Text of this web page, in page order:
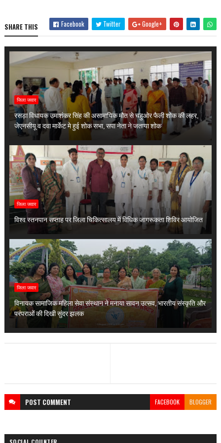
SHARE THIS Facebook Twitter Google+
जिला जवार
रसड़ा विधायक उमाशंकर सिंह की असामायिक मौत से चहुओर फैली शोक की लहर,
जेएनसीयू व दवा मार्केट मे हुई शोक सभा, सपा नेता ने जताया शोक
जिला जवार
विश्व स्तनपान सप्ताह पर जिला चिकित्सालय में विधिक जागरूकता शिविर आयोजित
जिला जवार
विनायक सामाजिक महिला सेवा संस्थान ने मनाया सावन उत्सव, भारतीय संस्कृति और
परंपराओं की दिखी सुंदर झलक
POST COMMENT FACEBOOK BLOGGER